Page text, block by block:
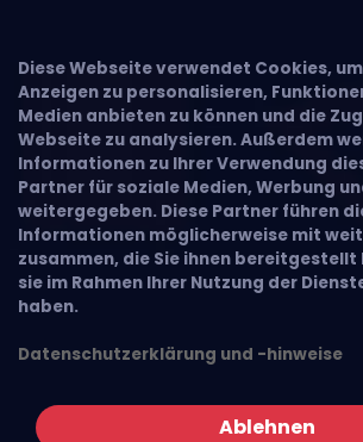
Diese Webseite verwendet Cookies,
Anzeigen zu personalisieren,
Medien anbieten zu können und die
Webseite zu analysieren. Außerdem
Informationen zu Ihrer Verwendung
Partner für soziale Medien, Werbung
weitergegeben. Diese Partner führen
Informationen möglicherweise mit
zusammen, die Sie ihnen
sie im Rahmen Ihrer Nutzung der
haben.
Datenschutzerklärung und -hinweise
Ablehnen